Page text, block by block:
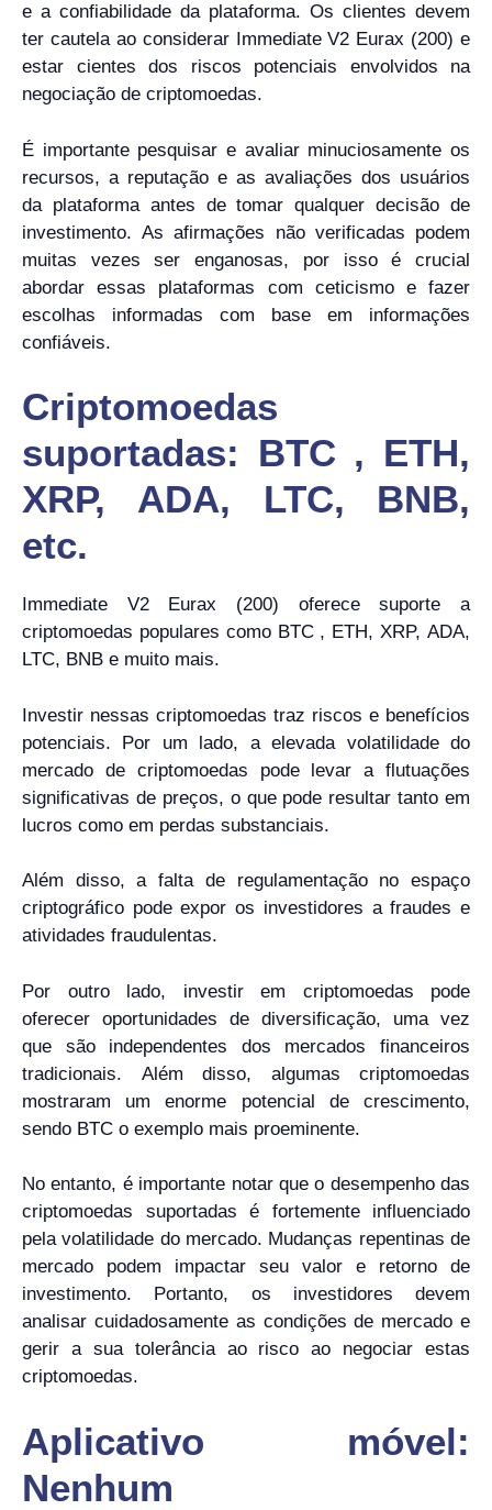
e a confiabilidade da plataforma. Os clientes devem
ter cautela ao considerar Immediate V2 Eurax (200) e
estar cientes dos riscos potenciais envolvidos na
negociação de criptomoedas.
É importante pesquisar e avaliar minuciosamente os
recursos, a reputação e as avaliações dos usuários
da plataforma antes de tomar qualquer decisão de
investimento. As afirmações não verificadas podem
muitas vezes ser enganosas, por isso é crucial
abordar essas plataformas com ceticismo e fazer
escolhas informadas com base em informações
confiáveis.
Criptomoedas
suportadas: BTC , ETH,
XRP, ADA, LTC, BNB,
etc.
Immediate V2 Eurax (200) oferece suporte a
criptomoedas populares como BTC , ETH, XRP, ADA,
LTC, BNB e muito mais.
Investir nessas criptomoedas traz riscos e benefícios
potenciais. Por um lado, a elevada volatilidade do
mercado de criptomoedas pode levar a flutuações
significativas de preços, o que pode resultar tanto em
lucros como em perdas substanciais.
Além disso, a falta de regulamentação no espaço
criptográfico pode expor os investidores a fraudes e
atividades fraudulentas.
Por outro lado, investir em criptomoedas pode
oferecer oportunidades de diversificação, uma vez
que são independentes dos mercados financeiros
tradicionais. Além disso, algumas criptomoedas
mostraram um enorme potencial de crescimento,
sendo BTC o exemplo mais proeminente.
No entanto, é importante notar que o desempenho das
criptomoedas suportadas é fortemente influenciado
pela volatilidade do mercado. Mudanças repentinas de
mercado podem impactar seu valor e retorno de
investimento. Portanto, os investidores devem
analisar cuidadosamente as condições de mercado e
gerir a sua tolerância ao risco ao negociar estas
criptomoedas.
Aplicativo móvel:
Nenhum